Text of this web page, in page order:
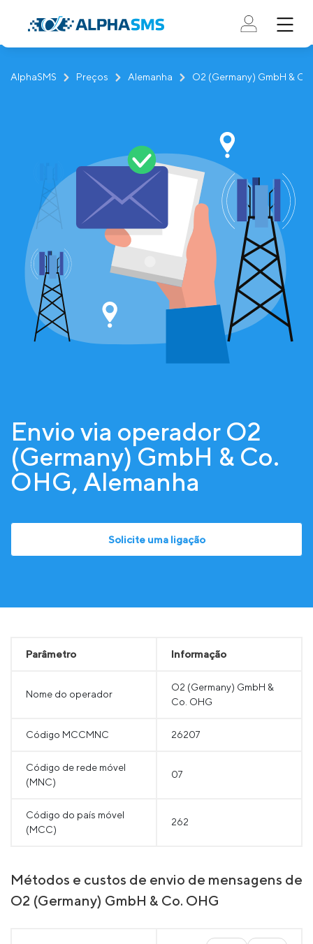
AlphaSMS Preços Alemanha O2 (Germany) GmbH &
Envio via operador O2
(Germany) GmbH & Co.
OHG, Alemanha
Solicite uma ligação
Parâmetro Informação
Nome do operador
O2 (Germany) GmbH &
Co. OHG
Código MCCMNC 26207
Código de rede móvel
(MNC)
07
Código do país móvel
(MCC)
262
Métodos e custos de envio de mensagens de
O2 (Germany) GmbH & Co. OHG